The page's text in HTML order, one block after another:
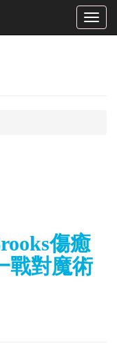
Toggle
傷癒
戰對魔術